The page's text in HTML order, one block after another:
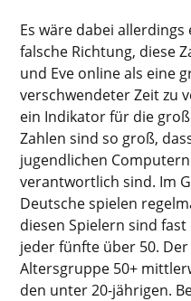
Es wäre dabei
falsche Richtung, diese
und Eve online als eine
verschwendeter Zeit zu
ein Indikator für die
Zahlen sind so groß,
jugendlichen
verantwortlich sind. Im
Deutsche spielen
diesen Spielern sind
jeder fünfte über 50.
Altersgruppe 50+
den unter 20-jährigen.